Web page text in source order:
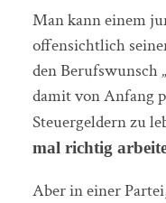
Man kann einem
offensichtlich
den Berufswunsch
damit von Anfang
Steuergeldern zu
mal richtig
Aber in einer